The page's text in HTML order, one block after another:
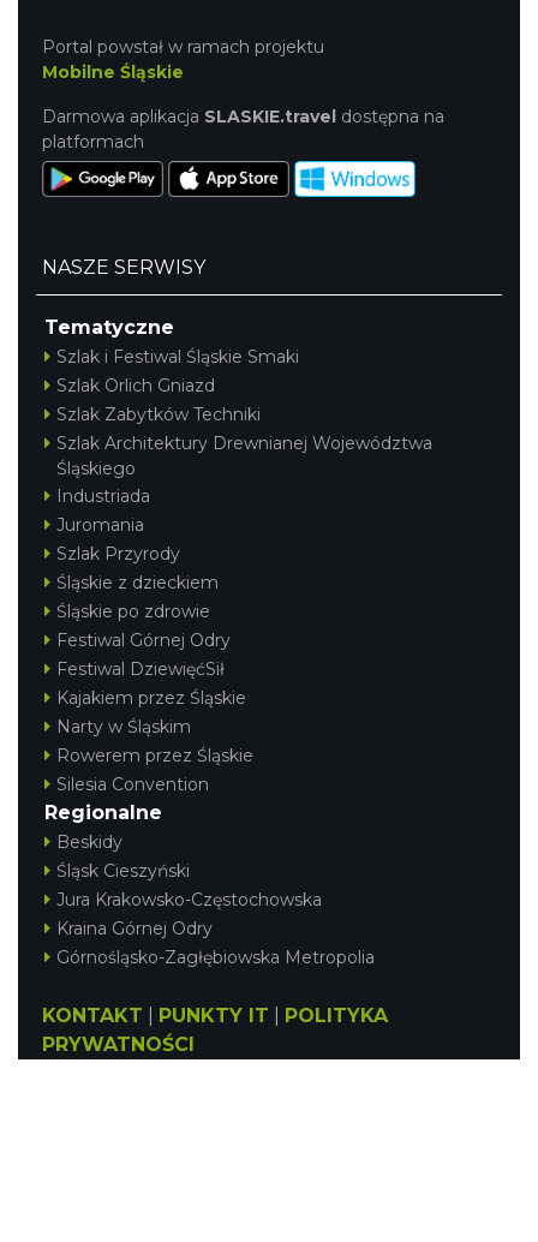
Portal powstał w ramach projektu
Mobilne Śląskie
Darmowa aplikacja SLASKIE.travel dostępna na
platformach
NASZE SERWISY
Tematyczne
Szlak i Festiwal Śląskie Smaki
Szlak Orlich Gniazd
Szlak Zabytków Techniki
Szlak Architektury Drewnianej Województwa
Śląskiego
Industriada
Juromania
Szlak Przyrody
Śląskie z dzieckiem
Śląskie po zdrowie
Festiwal Górnej Odry
Festiwal DziewięćSił
Kajakiem przez Śląskie
Narty w Śląskim
Rowerem przez Śląskie
Silesia Convention
Regionalne
Beskidy
Śląsk Cieszyński
Jura Krakowsko-Częstochowska
Kraina Górnej Odry
Górnośląsko-Zagłębiowska Metropolia
KONTAKT PUNKTY IT
POLITYKA
PRYWATNOŚCI